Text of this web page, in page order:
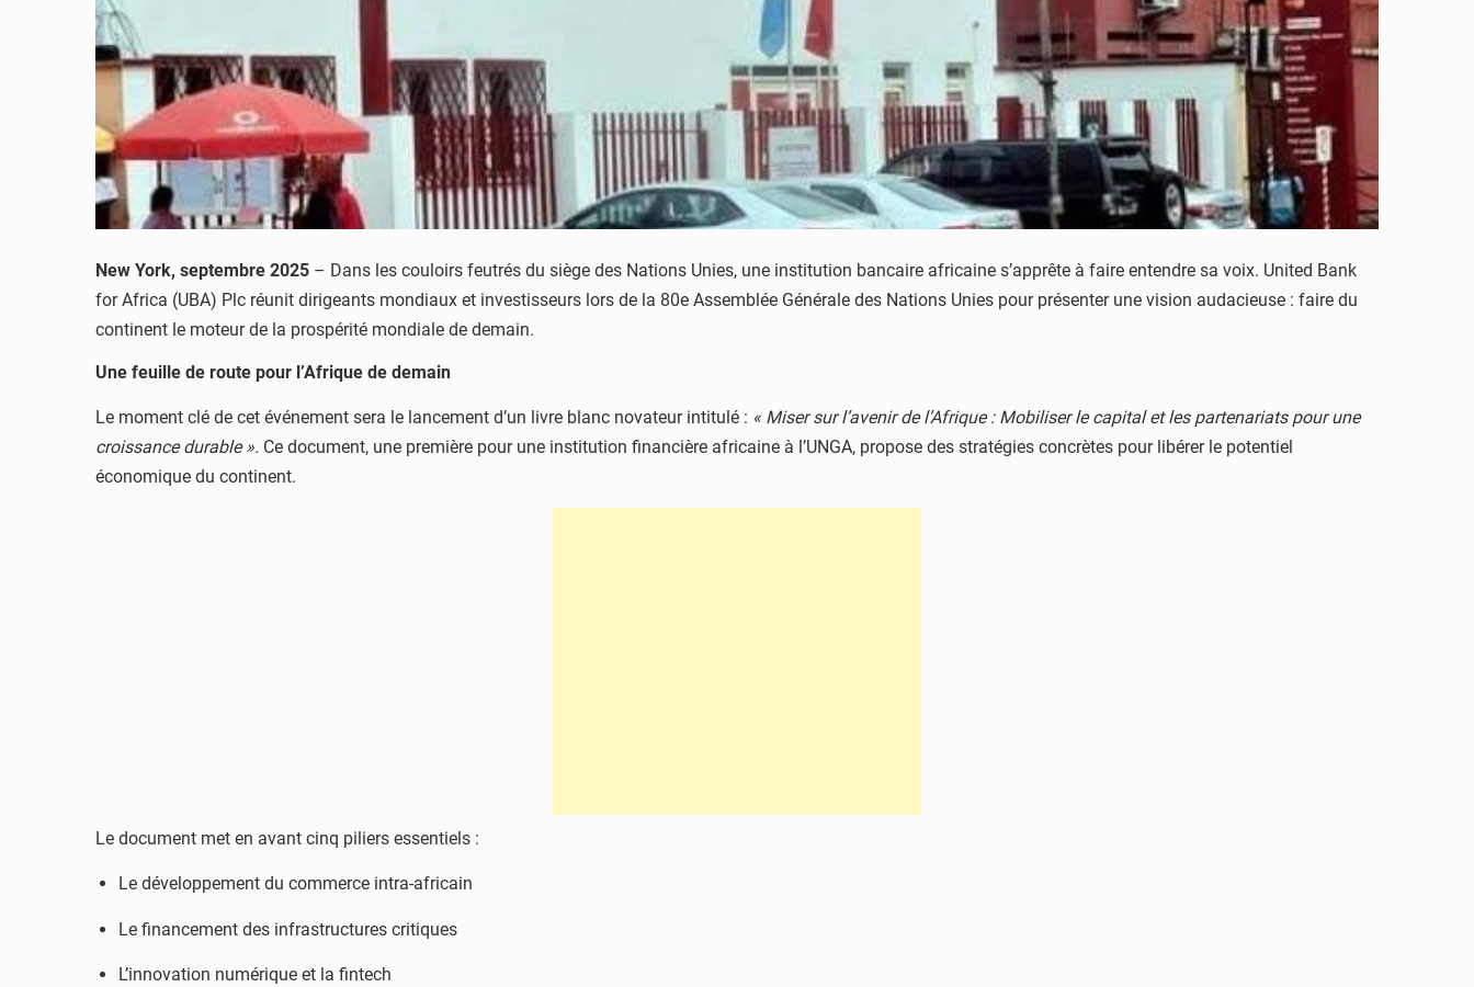
New York, septembre 2025 – Dans les couloirs feutrés du siège des Nations Unies, une institution bancaire africaine s’apprête à faire entendre sa voix. United Bank
for Africa (UBA) Plc réunit dirigeants mondiaux et investisseurs lors de la 80e Assemblée Générale des Nations Unies pour présenter une vision audacieuse : faire du
continent le moteur de la prospérité mondiale de demain.
Une feuille de route pour l’Afrique de demain
Le moment clé de cet événement sera le lancement d’un livre blanc novateur intitulé : « Miser sur l’avenir de l’Afrique : Mobiliser le capital et les partenariats pour une
croissance durable ». Ce document, une première pour une institution financière africaine à l’UNGA, propose des stratégies concrètes pour libérer le potentiel
économique du continent.
Le document met en avant cinq piliers essentiels :
Le développement du commerce intra-africain
Le financement des infrastructures critiques
L’innovation numérique et la fintech